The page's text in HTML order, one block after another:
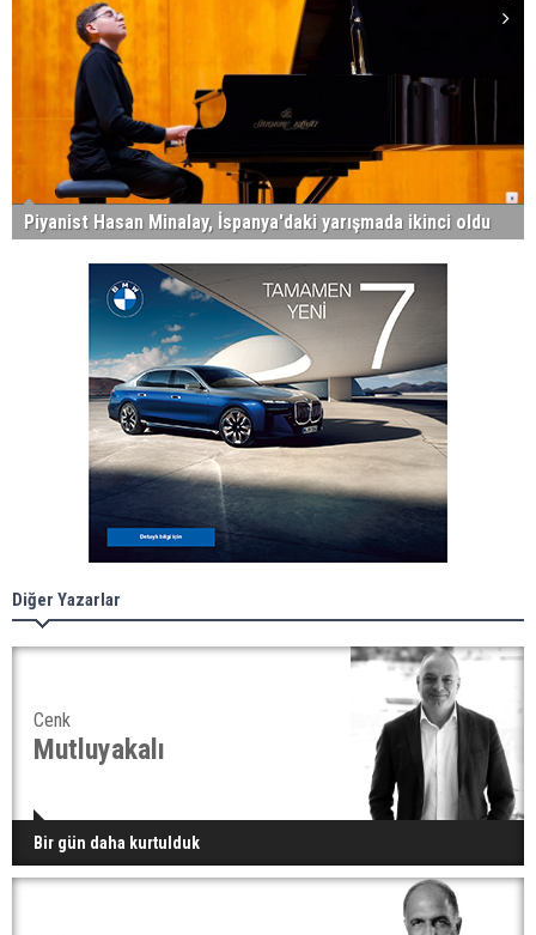
Piyanist Hasan Minalay, İspanya'daki yarışmada ikinci oldu
Diğer Yazarlar
Cenk
Mutluyakalı
Bir gün daha kurtulduk